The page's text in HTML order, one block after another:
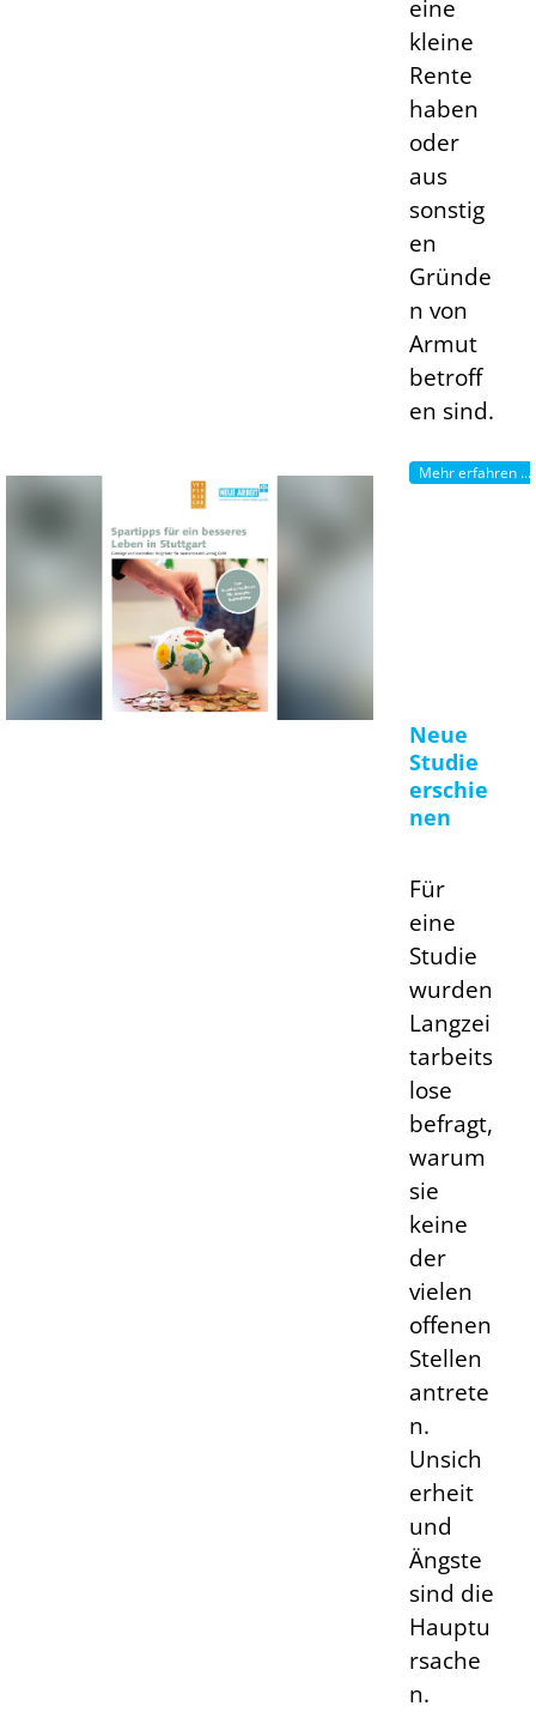
eine
kleine
Rente
haben
oder
aus
sonstig
en
Gründe
n von
Armut
betroff
en sind.
Mehr erfahren ...
Neue
Studie
erschie
nen
Für
eine
Studie
wurden
Langzei
tarbeits
lose
befragt,
warum
sie
keine
der
vielen
offenen
Stellen
antrete
n.
Unsich
erheit
und
Ängste
sind die
Hauptu
rsache
n.